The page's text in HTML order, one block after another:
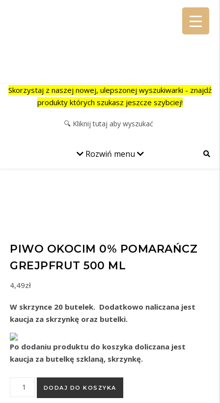
Skorzystaj z naszej nowej, ulepszonej wyszukiwarki - znajdź
produkty których szukasz jeszcze szybciej!
Rozwiń menu
PIWO OKOCIM 0% POMARAŃCZ
GREJPFRUT 500 ML
4,49zł
W skrzynce 20 butelek. Dodatkowo naliczana jest
kaucja za skrzynkę oraz butelki.
Po dodaniu produktu do koszyka doliczana jest
kaucja za butelkę szklaną, skrzynkę.
ilość PIWO OKOCIM 0% POMARAŃCZ GREJPFRUT 500 ml
DODAJ DO KOSZYKA